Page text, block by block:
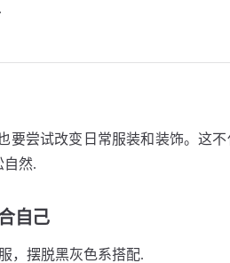
要尝试改变日常服装和装饰。这
自然.
自己
，摆脱黑灰色系搭配.